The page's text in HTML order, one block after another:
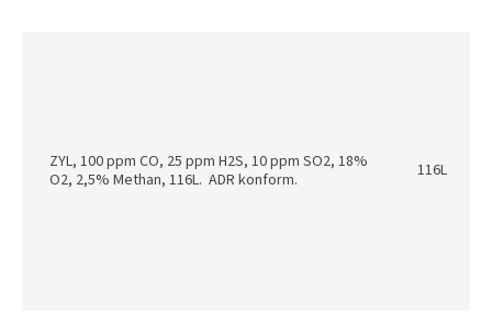
ZYL, 100 ppm CO, 25 ppm H2S, 10 ppm SO2, 18%
O2, 2,5% Methan, 116L. ADR konform.
116L